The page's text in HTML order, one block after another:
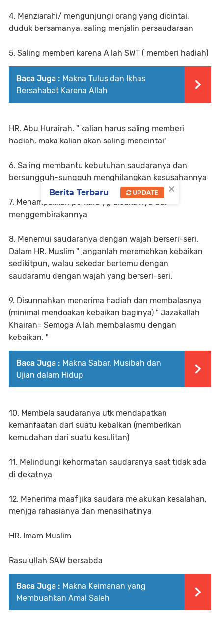
4. Menziarahi/ mengunjungi orang yang dicintai,
duduk bersamanya, saling menjalin persaudaraan
5. Saling memberi karena Allah SWT ( memberi hadiah)
Baca Juga : Makna Tulus dan Ikhas
Bersahabat Karena Allah
HR. Abu Hurairah. " kalian harus saling memberi
hadiah, maka kalian akan saling mencintai"
6. Saling membantu kebutuhan saudaranya dan
bersungguh-sungguh menghilangkan kesusahannya
7. Menampakkan perkara yg disukainya utk
menggembirakannya
8. Menemui saudaranya dengan wajah berseri-seri.
Dalam HR. Muslim " janganlah meremehkan kebaikan
sedikitpun, walau sekedar bertemu dengan
saudaramu dengan wajah yang berseri-seri.
9. Disunnahkan menerima hadiah dan membalasnya
(minimal mendoakan kebaikan baginya) " Jazakallah
Khairan= Semoga Allah membalasmu dengan
kebaikan. "
Baca Juga : Makna Sabar, Musibah dan
Ujian dalam Hidup
10. Membela saudaranya utk mendapatkan
kemanfaatan dari suatu kebaikan (memberikan
kemudahan dari suatu kesulitan)
11. Melindungi kehormatan saudaranya saat tidak ada
di dekatnya
12. Menerima maaf jika saudara melakukan kesalahan,
menjga rahasianya dan menasihatinya
HR. Imam Muslim
Rasulullah SAW bersabda
Baca Juga : Makna Keimanan yang
Membuahkan Amal Saleh
×
Berita Terbaru UPDATE